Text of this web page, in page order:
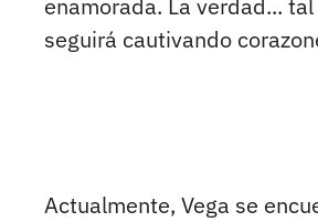
enamorada. La verdad...
seguirá cautivando
Actualmente, Vega se